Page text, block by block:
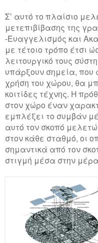
Σ’ αυτό το πλαίσιο
μετεπιβίβασης της
-Ευαγγελισμός και
με τέτοιο τρόπο έτσι
λειτουργικό τους
υπάρξουν σημεία,
χρήση του χώρου, θα
κοιτίδες τέχνης. Η
στον χώρο έναν
εμπλέξει το συμβάν
αυτό τον σκοπό
στον κάθε σταθμό, οι
σημαντικά από τον
στιγμή μέσα στην